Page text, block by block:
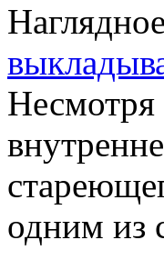
Несмотря
одним из